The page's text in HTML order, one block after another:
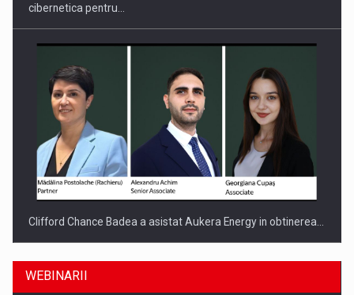
cibernetica pentru…
Clifford Chance Badea a asistat Aukera Energy in obtinerea…
WEBINARII